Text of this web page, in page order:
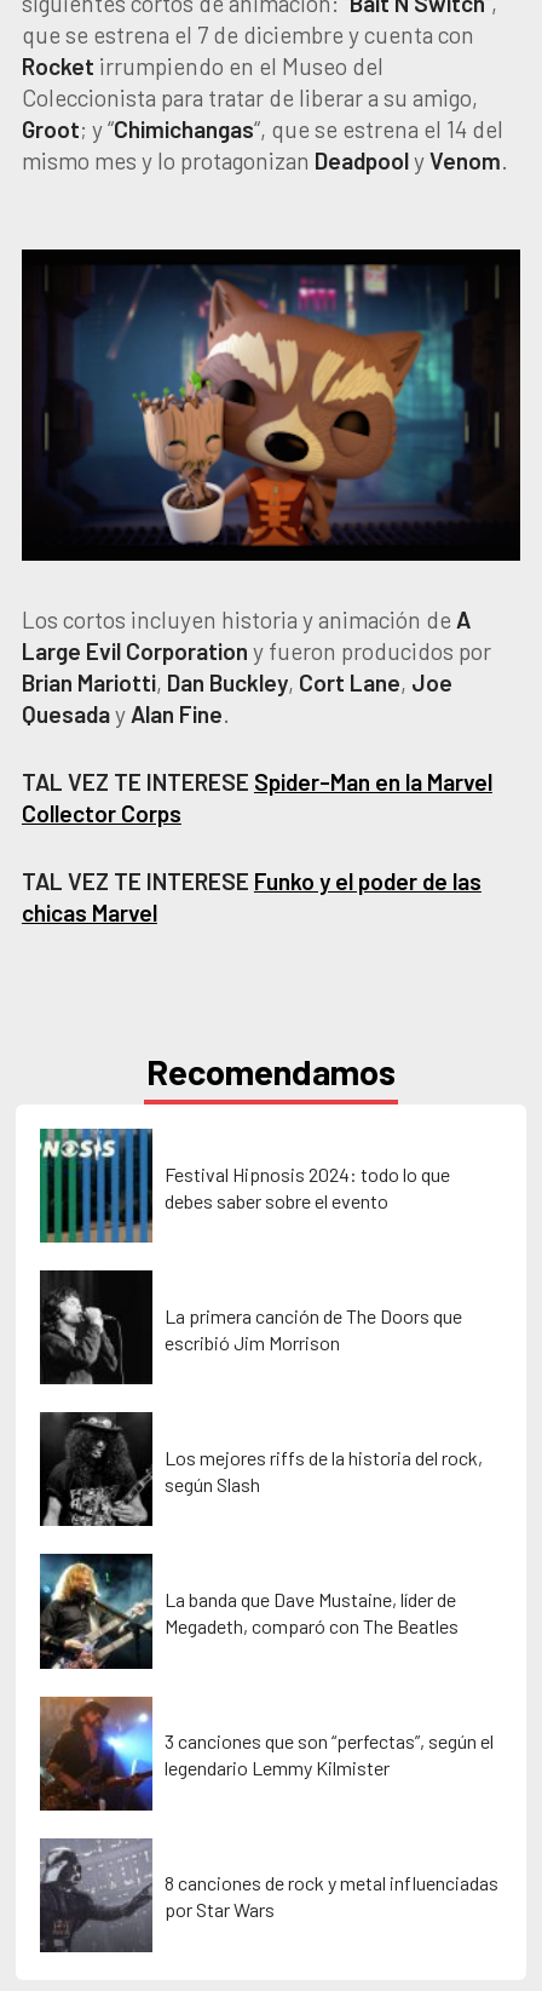
que se estrena el 7 de diciembre y cuenta con
Rocket irrumpiendo en el Museo del
Coleccionista para tratar de liberar a su amigo,
Groot; y “Chimichangas“, que se estrena el 14 del
mismo mes y lo protagonizan DeadpoolyVenom.
Los cortos incluyen historia y animación de A
Large Evil Corporation y fueron producidos por
Brian Mariotti, Dan Buckley, Cort Lane, Joe
Quesaday Alan Fine.
TAL VEZ TE INTERESE Spider-Man en la Marvel
Collector Corps
TAL VEZ TE INTERESE Funko y el poder de las
chicas Marvel
Recomendamos
Festival Hipnosis 2024: todo lo que
debes saber sobre el evento
La primera canción de The Doors que
escribió Jim Morrison
Los mejores riffs de la historia del rock,
según Slash
La banda que Dave Mustaine, líder de
Megadeth, comparó con The Beatles
3 canciones que son “perfectas”, según el
legendario Lemmy Kilmister
8 canciones de rock y metal influenciadas
por Star Wars